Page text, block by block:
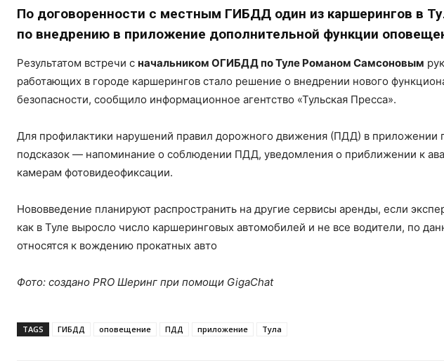
По договоренности с местным ГИБДД один из каршерингов в
по внедрению в приложение дополнительной функции
Результатом встречи с начальником ОГИБДД по Туле Романом Самсоновым
работающих в городе каршерингов стало решение о внедрении нового
безопасности, сообщило информационное агентство «Тульская Пресса».
Для профилактики нарушений правил дорожного движения (ПДД) в приложении
подсказок — напоминание о соблюдении ПДД, уведомления о приближении к
камерам фотовидеофиксации.
Нововведение планируют распространить на другие сервисы аренды, если
как в Туле выросло число каршеринговых автомобилей и не все водители, по
относятся к вождению прокатных авто
Фото: создано PRO Шеринг при помощи GigaChat
TAGS ГИБДД оповещение ПДД приложение Тула